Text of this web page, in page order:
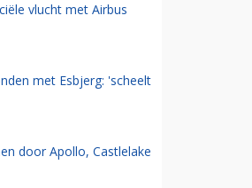
vlucht met Airbus
met Esbjerg: 'scheelt
door Apollo, Castlelake